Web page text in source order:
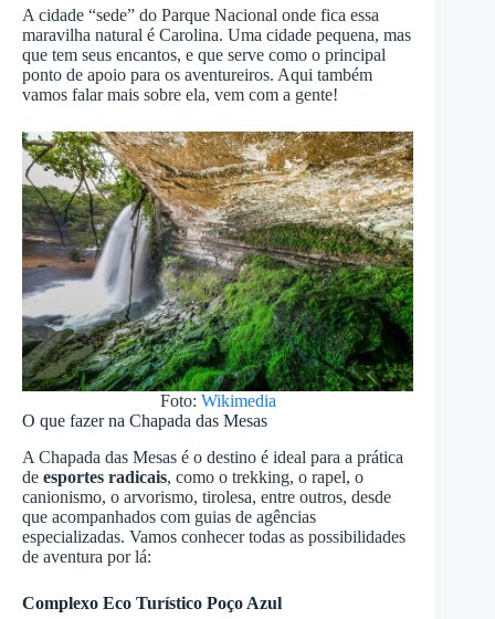
A cidade “sede” do Parque Nacional onde fica essa
maravilha natural é Carolina. Uma cidade pequena, mas
que tem seus encantos, e que serve como o principal
ponto de apoio para os aventureiros. Aqui também
vamos falar mais sobre ela, vem com a gente!
Foto: Wikimedia
O que fazer na Chapada das Mesas
A Chapada das Mesas é o destino é ideal para a prática
de esportes radicais, como o trekking, o rapel, o
canionismo, o arvorismo, tirolesa, entre outros, desde
que acompanhados com guias de agências
especializadas. Vamos conhecer todas as possibilidades
de aventura por lá:
Complexo Eco Turístico Poço Azul